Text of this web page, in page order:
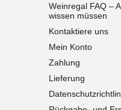
Weinregal FAQ –
wissen müssen
Kontaktiere uns
Mein Konto
Zahlung
Lieferung